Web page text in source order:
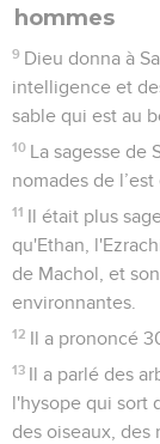
hommes
9 Dieu donna à
intelligence et
sable qui est au
10 La sagesse de
nomades de
11 Il était plus
qu'Ethan,
de Machol, et
environnantes.
12 Il a prononcé
13 Il a parlé des
l'hysope qui sort
des oiseaux, des